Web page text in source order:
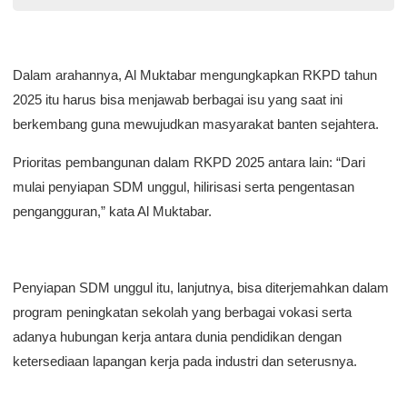
Dalam arahannya, Al Muktabar mengungkapkan RKPD tahun
2025 itu harus bisa menjawab berbagai isu yang saat ini
berkembang guna mewujudkan masyarakat banten sejahtera.
Prioritas pembangunan dalam RKPD 2025 antara lain: “Dari
mulai penyiapan SDM unggul, hilirisasi serta pengentasan
pengangguran,” kata Al Muktabar.
Penyiapan SDM unggul itu, lanjutnya, bisa diterjemahkan dalam
program peningkatan sekolah yang berbagai vokasi serta
adanya hubungan kerja antara dunia pendidikan dengan
ketersediaan lapangan kerja pada industri dan seterusnya.